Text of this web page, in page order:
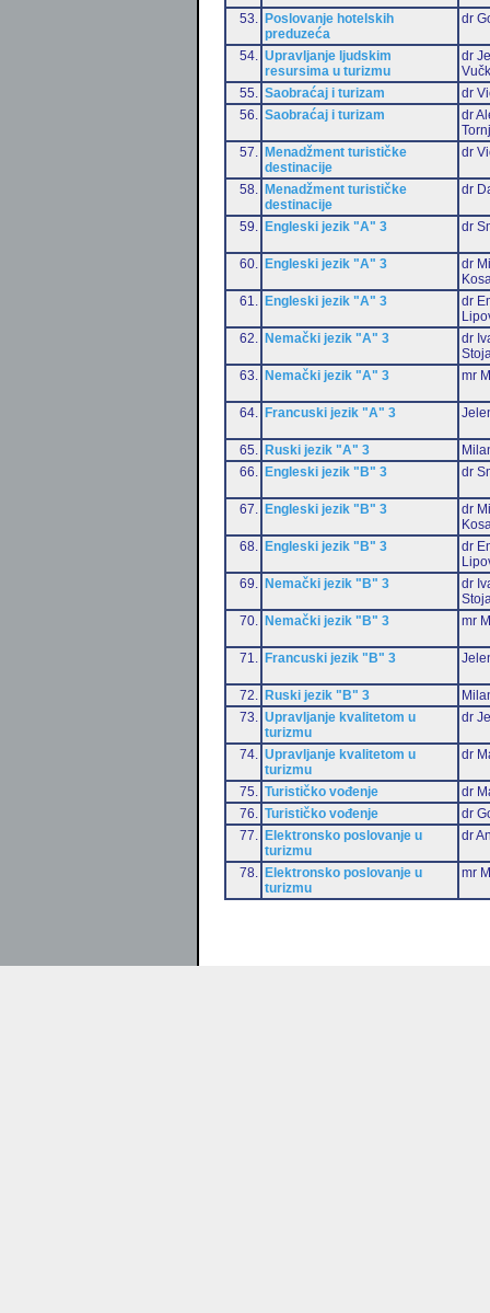
53.
Poslovanje hotelskih
preduzeća
dr
54.
Upravljanje ljudskim
resursima u turizmu
dr
55.
Saobraćaj i turizam
dr
56.
Saobraćaj i turizam
dr
57.
Menadžment turističke
destinacije
dr
58.
Menadžment turističke
destinacije
dr
59. Engleski jezik "A" 3 dr
60. Engleski jezik "A" 3
dr
61.
Engleski jezik "A" 3
dr
62.
Nemački jezik "A" 3
dr
63.
Nemački jezik "A" 3 mr
64. Francuski jezik "A" 3
65. Ruski jezik "A" 3
66.
Engleski jezik "B" 3 dr
67. Engleski jezik "B" 3
dr
68.
Engleski jezik "B" 3
dr
69.
Nemački jezik "B" 3
dr
70.
Nemački jezik "B" 3 mr
71. Francuski jezik "B" 3
72. Ruski jezik "B" 3
73.
Upravljanje kvalitetom u
turizmu
dr
74.
Upravljanje kvalitetom u
turizmu
dr
75. Turističko vođenje
dr
76.
Turističko vođenje
dr
77.
Elektronsko poslovanje u
turizmu
dr
78.
Elektronsko poslovanje u
turizmu
mr